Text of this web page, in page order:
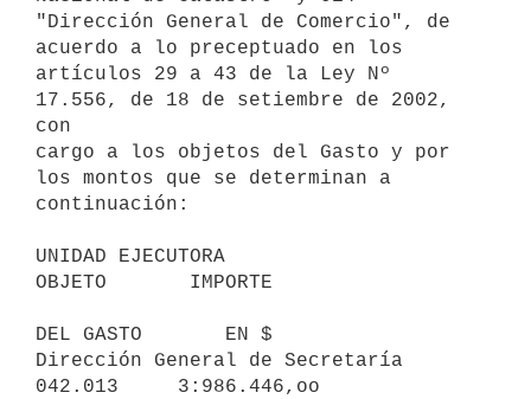
"Dirección General de Comercio", de
acuerdo a lo preceptuado en los
artículos 29 a 43 de la Ley Nº
17.556, de 18 de setiembre de 2002,
con
cargo a los objetos del Gasto y por
los montos que se determinan a
continuación:
UNIDAD EJECUTORA
OBJETO       IMPORTE
DEL GASTO       EN $
Dirección General de Secretaría
042.013     3:986.446,oo